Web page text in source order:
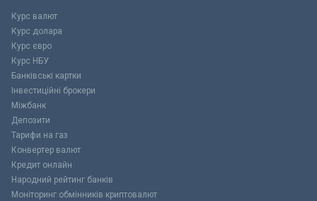
Курс валют
Курс долара
Курс євро
Курс НБУ
Банківські картки
Інвестиційні брокери
Міжбанк
Депозити
Тарифи на газ
Конвертер валют
Кредит онлайн
Народний рейтинг банків
Моніторинг обмінників криптовалют